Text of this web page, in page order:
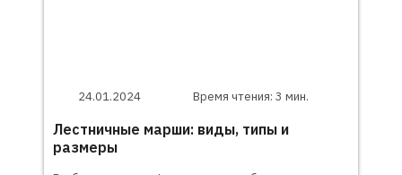
24.01.2024 Время чтения: 3 мин.
Лестничные марши: виды, типы и
размеры